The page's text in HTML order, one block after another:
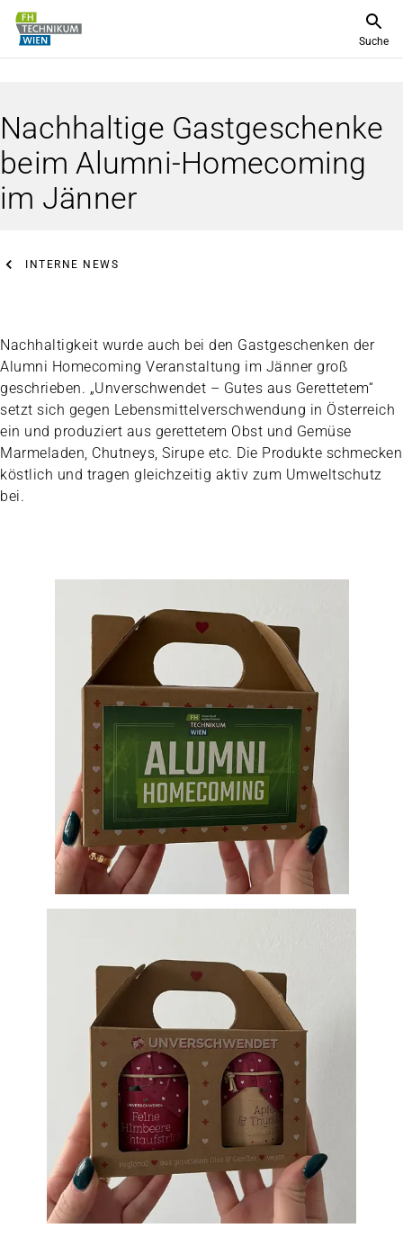
Suche
Nachhaltige Gastgeschenke
beim Alumni-Homecoming
im Jänner
INTERNE NEWS
Nachhaltigkeit wurde auch bei den Gastgeschenken der
Alumni Homecoming Veranstaltung im Jänner groß
geschrieben. „Unverschwendet – Gutes aus Gerettetem“
setzt sich gegen Lebensmittelverschwendung in Österreich
ein und produziert aus gerettetem Obst und Gemüse
Marmeladen, Chutneys, Sirupe etc. Die Produkte schmecken
köstlich und tragen gleichzeitig aktiv zum Umweltschutz
bei.